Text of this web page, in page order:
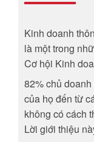
Kinh doanh
là một trong
Cơ hội Kinh
82% chủ
của họ đến từ
không có cách
Lời giới thiệu